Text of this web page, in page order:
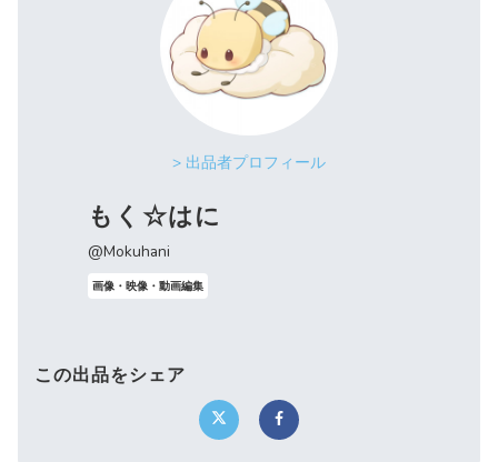
> 出品者プロフィール
もく☆はに
@Mokuhani
画像・映像・動画編集
この出品をシェア